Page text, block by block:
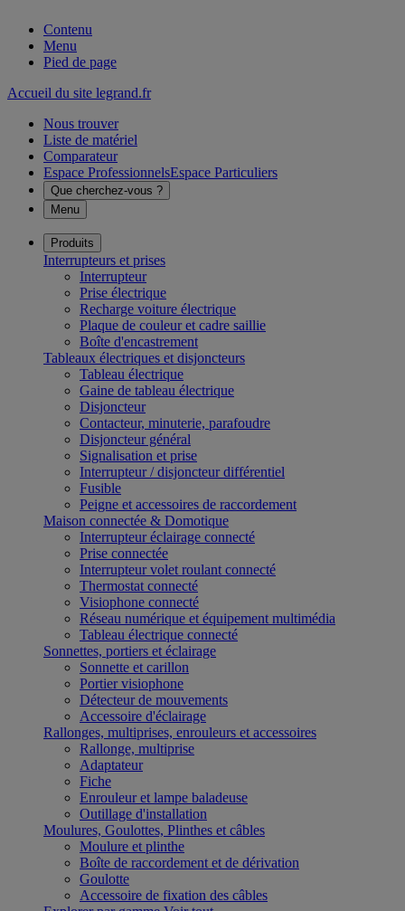
Contenu
Menu
Pied de page
Accueil du site legrand.fr
Nous trouver
Liste de matériel
Comparateur
Espace ProfessionnelsEspace Particuliers
Que cherchez-vous ?
Menu
Produits
Interrupteurs et prises
Interrupteur
Prise électrique
Recharge voiture électrique
Plaque de couleur et cadre saillie
Boîte d'encastrement
Tableaux électriques et disjoncteurs
Tableau électrique
Gaine de tableau électrique
Disjoncteur
Contacteur, minuterie, parafoudre
Disjoncteur général
Signalisation et prise
Interrupteur / disjoncteur différentiel
Fusible
Peigne et accessoires de raccordement
Maison connectée & Domotique
Interrupteur éclairage connecté
Prise connectée
Interrupteur volet roulant connecté
Thermostat connecté
Visiophone connecté
Réseau numérique et équipement multimédia
Tableau électrique connecté
Sonnettes, portiers et éclairage
Sonnette et carillon
Portier visiophone
Détecteur de mouvements
Accessoire d'éclairage
Rallonges, multiprises, enrouleurs et accessoires
Rallonge, multiprise
Adaptateur
Fiche
Enrouleur et lampe baladeuse
Outillage d'installation
Moulures, Goulottes, Plinthes et câbles
Moulure et plinthe
Boîte de raccordement et de dérivation
Goulotte
Accessoire de fixation des câbles